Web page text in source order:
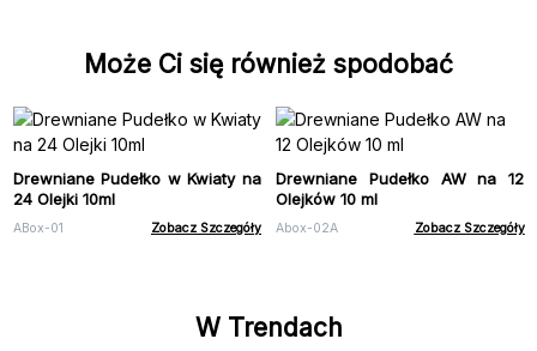
Może Ci się również spodobać
Drewniane Pudełko w Kwiaty na
24 Olejki 10ml
ABox-01 Zobacz Szczegóły
Drewniane Pudełko AW na 12
Olejków 10 ml
Abox-02A Zobacz Szczegóły
W Trendach